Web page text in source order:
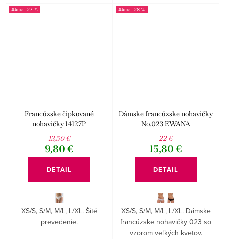
-27 %
Francúzske čipkované
nohavičky 14127P
13,50 €
9,80 €
DETAIL
XS/S, S/M, M/L, L/XL. Šité
prevedenie.
-28 %
Dámske francúzske nohavičky
No.023 EWANA
22 €
15,80 €
DETAIL
XS/S, S/M, M/L, L/XL. Dámske
francúzske nohavičky 023 so
vzorom veľkých kvetov.